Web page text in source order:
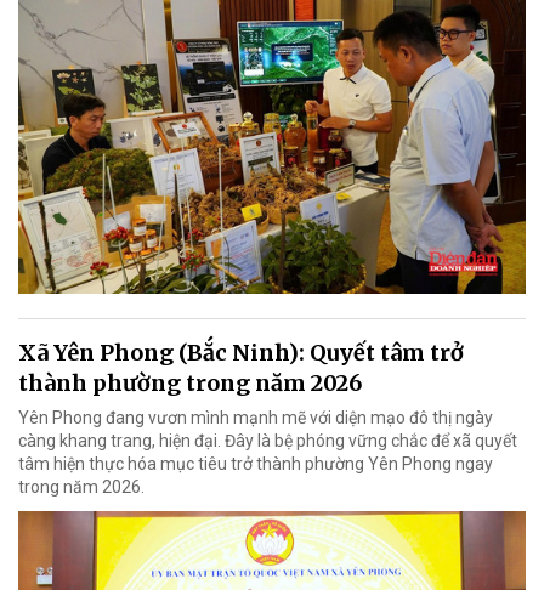
Xã Yên Phong (Bắc Ninh): Quyết tâm trở
thành phường trong năm 2026
Yên Phong đang vươn mình mạnh mẽ với diện mạo đô thị ngày
càng khang trang, hiện đại. Đây là bệ phóng vững chắc để xã quyết
tâm hiện thực hóa mục tiêu trở thành phường Yên Phong ngay
trong năm 2026.